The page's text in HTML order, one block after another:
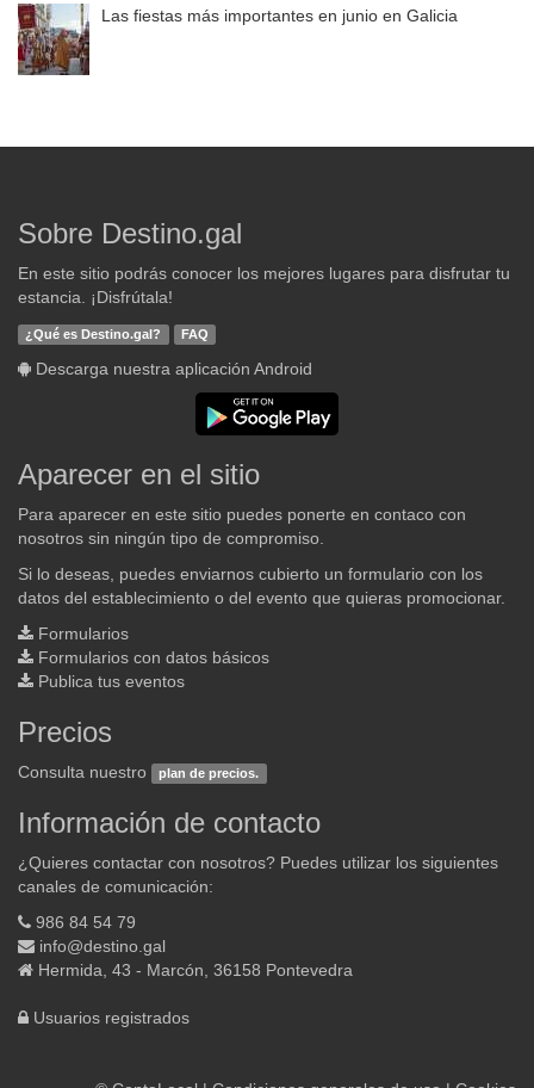
Las fiestas más importantes en junio en Galicia
Sobre Destino.gal
En este sitio podrás conocer los mejores lugares para disfrutar tu
estancia. ¡Disfrútala!
¿Qué es Destino.gal? FAQ
Descarga nuestra aplicación Android
Aparecer en el sitio
Para aparecer en este sitio puedes ponerte en contaco con
nosotros sin ningún tipo de compromiso.
Si lo deseas, puedes enviarnos cubierto un formulario con los
datos del establecimiento o del evento que quieras promocionar.
Formularios
Formularios con datos básicos
Publica tus eventos
Precios
Consulta nuestro plan de precios.
Información de contacto
¿Quieres contactar con nosotros? Puedes utilizar los siguientes
canales de comunicación:
986 84 54 79
info@destino.gal
Hermida, 43 - Marcón, 36158 Pontevedra
Usuarios registrados